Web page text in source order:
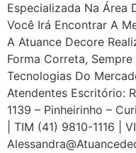
Especializada Na Área
Você Irá Encontrar A
A Atuance Decore
Forma Correta,
Tecnologias Do
Atendentes Escritório:
1139 – Pinheirinho –
| TIM (41) 9810-1116 |